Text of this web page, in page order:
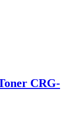
CRG-